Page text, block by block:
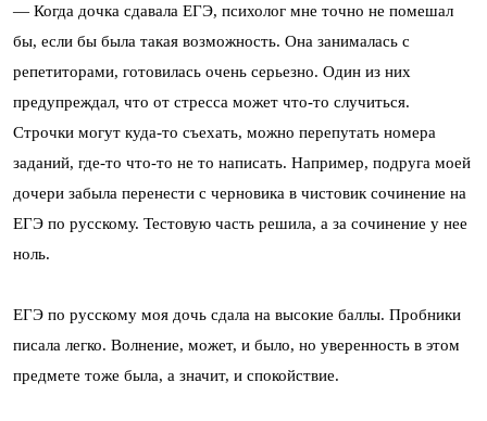
— Когда дочка сдавала ЕГЭ, психолог мне точно не помешал
бы, если бы была такая возможность. Она занималась с
репетиторами, готовилась очень серьезно. Один из них
предупреждал, что от стресса может что-то случиться.
Строчки могут куда-то съехать, можно перепутать номера
заданий, где-то что-то не то написать. Например, подруга моей
дочери забыла перенести с черновика в чистовик сочинение на
ЕГЭ по русскому. Тестовую часть решила, а за сочинение у нее
ноль.
ЕГЭ по русскому моя дочь сдала на высокие баллы. Пробники
писала легко. Волнение, может, и было, но уверенность в этом
предмете тоже была, а значит, и спокойствие.